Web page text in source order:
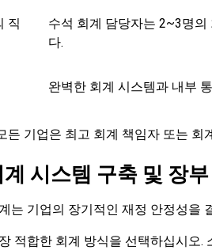
직
수석 회계 담당자는 2~3명
다.
완벽한 회계 시스템과 내부
든 기업은 최고 회계 책임자 또는
시스템 구축 및 장
는 기업의 장기적인 재정 안정성을
적합한 회계 방식을 선택하십시오